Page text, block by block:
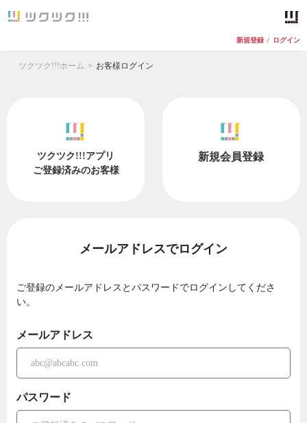
新規登録 / ログイン
ツクツク!!!ホーム お客様ログイン
ツクツク!!!アプリ
ご登録済みのお客様
新規会員登録
メールアドレスでログイン
ご登録のメールアドレスとパスワードでログインしてくださ
い。
メールアドレス
パスワード